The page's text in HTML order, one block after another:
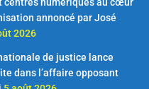
centres numériques au cœur
annoncé par José
2026
de justice lance
dans l’affaire opposant